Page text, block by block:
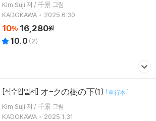
Kim Suji 저 / 千景 그림
KADOKAWA
2025.6.30.
10% 16,280원
10.0 (2)
[직수입일서] オ-クの樹の下(1) [單行本]
Kim Suji 저 / 千景 그림
KADOKAWA
2025.1.31.